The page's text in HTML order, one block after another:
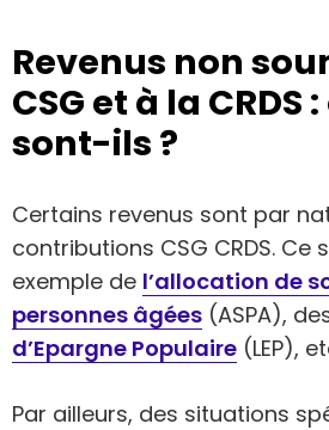
Revenus non
CSG et à la CRDS
sont-ils ?
Certains revenus sont par
contributions CSG CRDS. Ce
exemple de l’allocation de
personnes âgées (ASPA),
d’Epargne Populaire (LEP),
Par ailleurs, des situations